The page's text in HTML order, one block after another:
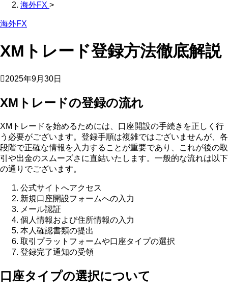
海外FX >
海外FX
XMトレード登録方法徹底解説
2025年9月30日
XMトレードの登録の流れ
XMトレードを始めるためには、口座開設の手続きを正しく行
う必要がございます。登録手順は複雑ではございませんが、各
段階で正確な情報を入力することが重要であり、これが後の取
引や出金のスムーズさに直結いたします。一般的な流れは以下
の通りでございます。
公式サイトへアクセス
新規口座開設フォームへの入力
メール認証
個人情報および住所情報の入力
本人確認書類の提出
取引プラットフォームや口座タイプの選択
登録完了通知の受領
口座タイプの選択について